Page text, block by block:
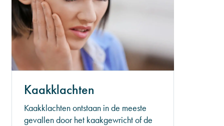
Kaakklachten
Kaakklachten ontstaan in de meeste
gevallen door het kaakgewricht of de